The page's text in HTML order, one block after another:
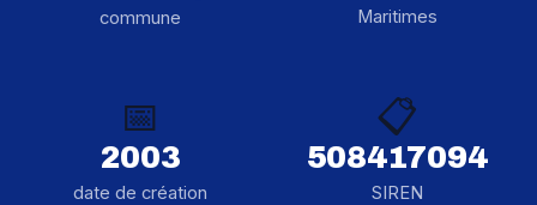
commune
Maritimes
📅
2003
date de création
📋
508417094
SIREN